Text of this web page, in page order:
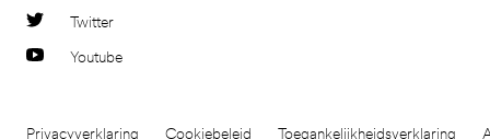
Twitter
Youtube
Privacyverklaring Cookiebeleid Toegankelijkheidsverklaring